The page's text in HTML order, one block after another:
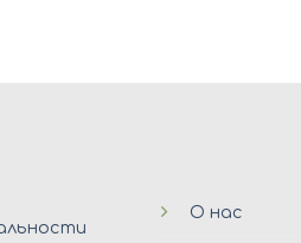
О нас